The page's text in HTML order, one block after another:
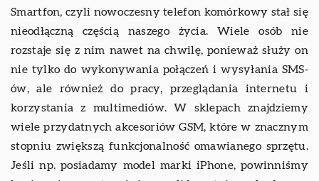
Smartfon, czyli nowoczesny telefon komórkowy stał się
nieodłączną częścią naszego życia. Wiele osób nie
rozstaje się z nim nawet na chwilę, ponieważ służy on
nie tylko do wykonywania połączeń i wysyłania SMS-
ów, ale również do pracy, przeglądania internetu i
korzystania z multimediów. W sklepach znajdziemy
wiele przydatnych akcesoriów GSM, które w znacznym
stopniu zwiększą funkcjonalność omawianego sprzętu.
Jeśli np. posiadamy model marki iPhone, powinniśmy